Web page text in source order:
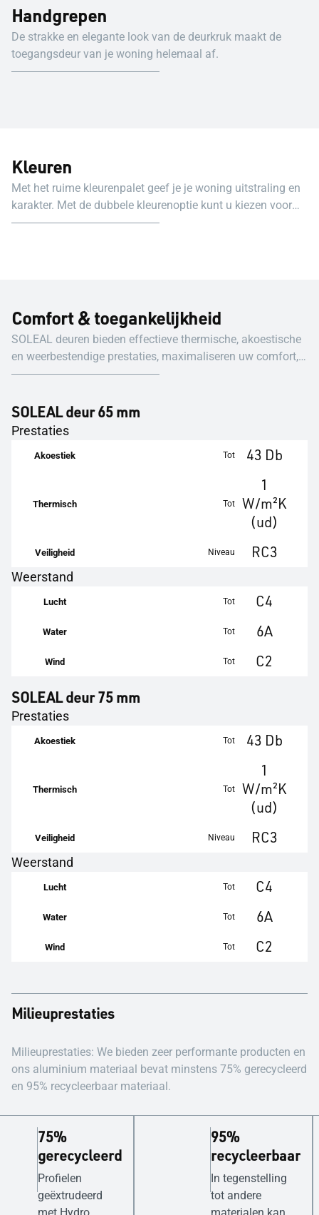
Handgrepen
De strakke en elegante look van de deurkruk maakt de
toegangsdeur van je woning helemaal af.
Kleuren
Met het ruime kleurenpalet geef je je woning uitstraling en
karakter. Met de dubbele kleurenoptie kunt u kiezen voor
één kleur aan de buitenkant en een andere aan de
Comfort & toegankelijkheid
SOLEAL deuren bieden effectieve thermische, akoestische
en weerbestendige prestaties, maximaliseren uw comfort,
hebben een positieve invloed op het energieverbruik en
SOLEAL deur 65 mm
Prestaties
Akoestiek Tot 43 Db
Thermisch Tot
1
W/m²K
(ud)
Veiligheid Niveau RC3
Weerstand
Lucht Tot C4
Water Tot 6A
Wind Tot C2
SOLEAL deur 75 mm
Prestaties
Akoestiek Tot 43 Db
Thermisch Tot
1
W/m²K
(ud)
Veiligheid Niveau RC3
Weerstand
Lucht Tot C4
Water Tot 6A
Wind Tot C2
Milieuprestaties
Milieuprestaties: We bieden zeer performante producten en
ons aluminium materiaal bevat minstens 75% gerecycleerd
en 95% recycleerbaar materiaal.
75%
gerecycleerd
Profielen
geëxtrudeerd
95%
recycleerbaar
In tegenstelling
tot andere